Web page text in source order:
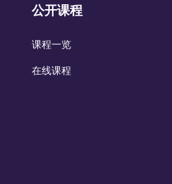
公开课程
课程一览
在线课程